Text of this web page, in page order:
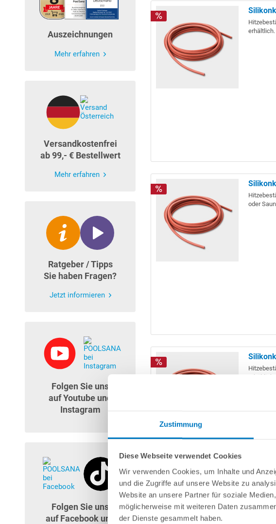
Zustimmung
Diese Webseite verwendet Cookies
Wir verwenden Cookies, um Inhalte und
und die Zugriffe auf unsere Website zu
Website an unsere Partner für soziale
möglicherweise mit weiteren Daten
der Dienste gesammelt haben.
Auszeichnungen
Mehr erfahren
Versandkostenfrei
ab 99,- € Bestellwert
Mehr erfahren
Ratgeber / Tipps
Sie haben Fragen?
Jetzt informieren
Folgen Sie uns
auf Youtube und
Instagram
Folgen Sie uns
auf Facebook und
erhältlich.
oder
erhältlich.